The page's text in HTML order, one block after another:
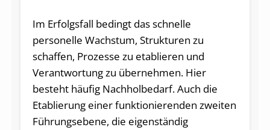
Im Erfolgsfall bedingt das schnelle
personelle Wachstum, Strukturen zu
schaffen, Prozesse zu etablieren und
Verantwortung zu übernehmen. Hier
besteht häufig Nachholbedarf. Auch die
Etablierung einer funktionierenden zweiten
Führungsebene, die eigenständig